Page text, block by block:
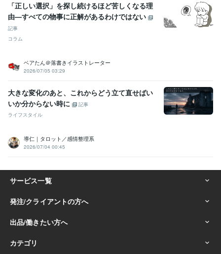
「正しい選択」を探し続けるほど苦しくなる理
由—すべての物事に正解があるわけではない
記事
コラム
ベアたん＠落書きイラストレーター
2026/07/05 03:29
大きな変化のあと、これからどう立て直せばい
いか分からない時に
記事
ライフスタイル
導仁｜タロット／感情整理系
2026/07/04 00:45